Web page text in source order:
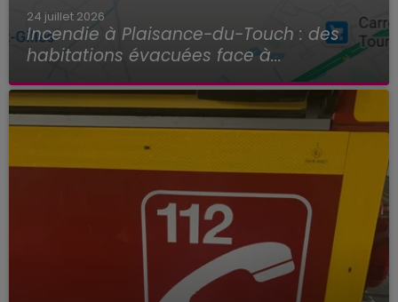
24 juillet 2026
Incendie à Plaisance-du-Touch : des
habitations évacuées face à...